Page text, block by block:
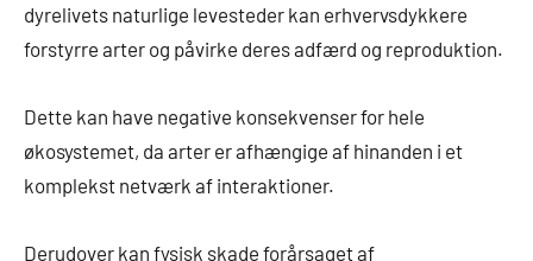
dyrelivets naturlige levesteder kan erhvervsdykkere
forstyrre arter og påvirke deres adfærd og reproduktion.
Dette kan have negative konsekvenser for hele
økosystemet, da arter er afhængige af hinanden i et
komplekst netværk af interaktioner.
Derudover kan fysisk skade forårsaget af